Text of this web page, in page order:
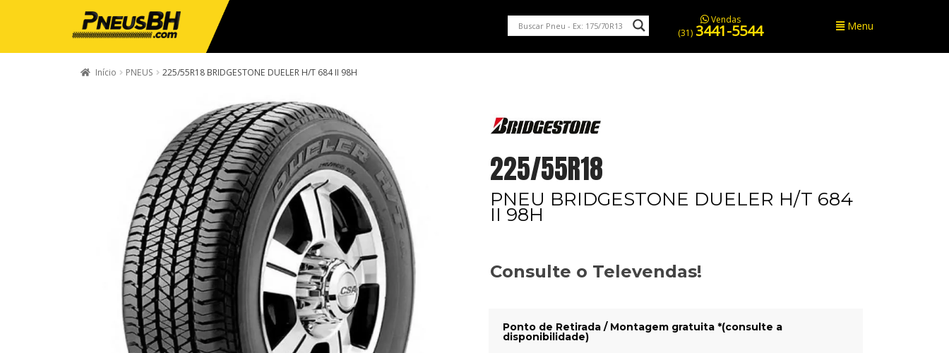
Vendas
(31) 3441-5544 Menu
Início PNEUS 225/55R18 BRIDGESTONE DUELER H/T 684 II 98H
225/55R18
PNEU BRIDGESTONE DUELER H/T 684
II 98H
Consulte o Televendas!
Ponto de Retirada / Montagem gratuita *(consulte a
disponibilidade)